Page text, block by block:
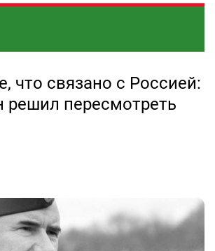
что связано с Россией:
решил пересмотреть